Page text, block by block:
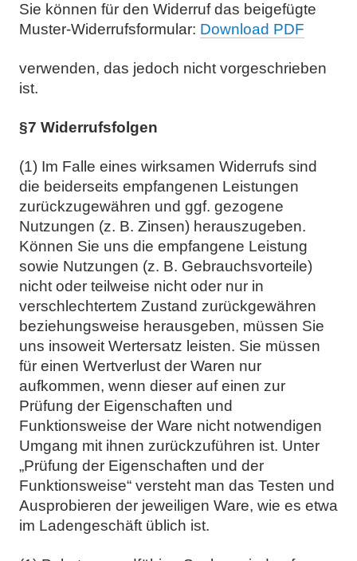
Sie können für den Widerruf das beigefügte
Muster-Widerrufsformular: Download PDF
verwenden, das jedoch nicht vorgeschrieben
ist.
§7 Widerrufsfolgen
(1) Im Falle eines wirksamen Widerrufs sind
die beiderseits empfangenen Leistungen
zurückzugewähren und ggf. gezogene
Nutzungen (z. B. Zinsen) herauszugeben.
Können Sie uns die empfangene Leistung
sowie Nutzungen (z. B. Gebrauchsvorteile)
nicht oder teilweise nicht oder nur in
verschlechtertem Zustand zurückgewähren
beziehungsweise herausgeben, müssen Sie
uns insoweit Wertersatz leisten. Sie müssen
für einen Wertverlust der Waren nur
aufkommen, wenn dieser auf einen zur
Prüfung der Eigenschaften und
Funktionsweise der Ware nicht notwendigen
Umgang mit ihnen zurückzuführen ist. Unter
„Prüfung der Eigenschaften und der
Funktionsweise“ versteht man das Testen und
Ausprobieren der jeweiligen Ware, wie es etwa
im Ladengeschäft üblich ist.